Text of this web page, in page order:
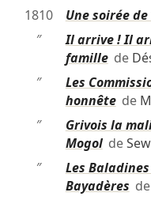
1810
Une soirée
″
Il arrive ! Il
famillede
″
Les
honnêtede
″
Grivois la
Mogolde
″
Les
Bayadères de